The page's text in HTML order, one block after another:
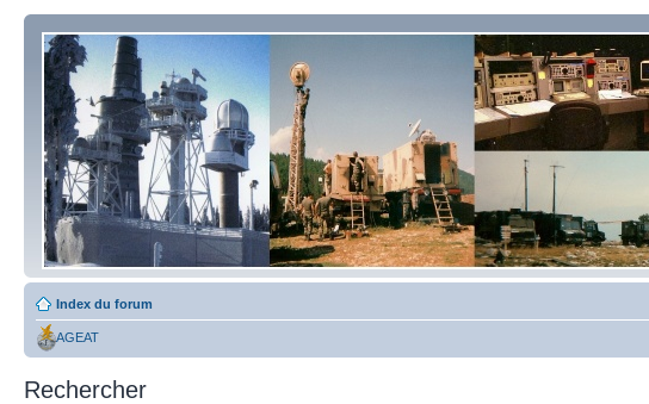
Index du forum
AGEAT
Rechercher